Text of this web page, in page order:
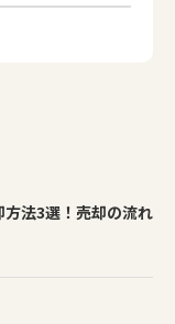
法3選！売却の流れ